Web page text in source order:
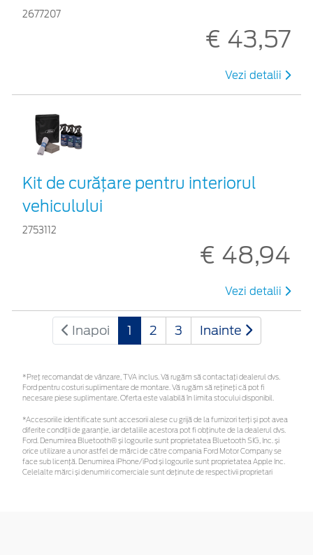
2677207
€ 43,57
Vezi detalii
Kit de curățare pentru interiorul
vehiculului
2753112
€ 48,94
Vezi detalii
Inapoi 1 2 3 Inainte
*Preţ recomandat de vânzare, TVA inclus. Vă rugăm să contactaţi dealerul dvs.
Ford pentru costuri suplimentare de montare. Vă rugăm să rețineți că pot fi
necesare piese suplimentare. Oferta este valabilă în limita stocului disponibil.
*Accesoriile identificate sunt accesorii alese cu grijă de la furnizori terți și pot avea
diferite condiții de garanție, iar detaliile acestora pot fi obținute de la dealerul dvs.
Ford. Denumirea Bluetooth® și logourile sunt proprietatea Bluetooth SIG, Inc. și
orice utilizare a unor astfel de mărci de către compania Ford Motor Company se
face sub licență. Denumirea iPhone/iPod și logourile sunt proprietatea Apple Inc.
Celelalte mărci și denumiri comerciale sunt deținute de respectivii proprietari